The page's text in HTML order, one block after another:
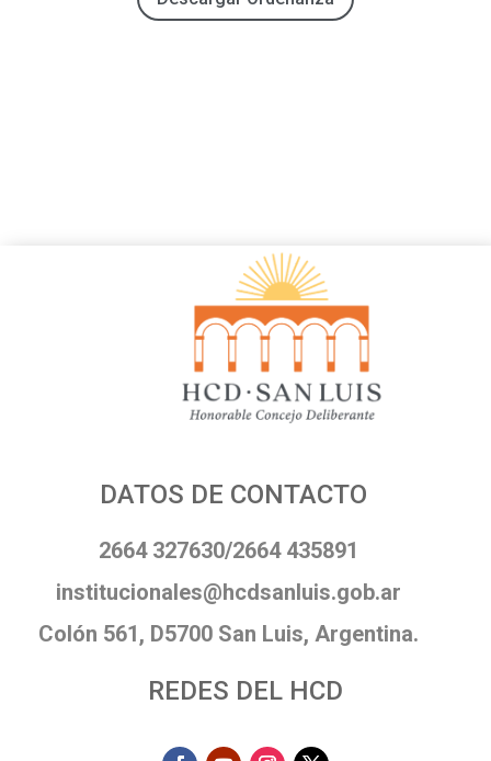
DATOS DE CONTACTO
2664 327630/2664 435891
institucionales@hcdsanluis.gob.ar
Colón 561, D5700 San Luis, Argentina.
REDES DEL HCD